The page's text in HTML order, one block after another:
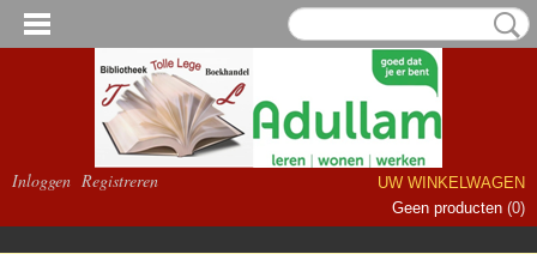
Inloggen Registreren
UW WINKELWAGEN
Geen producten (0)